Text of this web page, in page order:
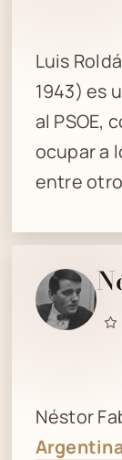
Luis
1943) es
al PSOE,
ocupar a
entre
Néstor